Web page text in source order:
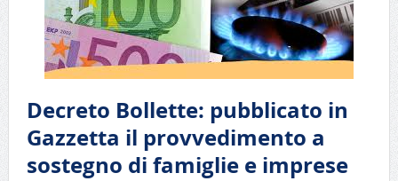
Decreto Bollette: pubblicato in
Gazzetta il provvedimento a
sostegno di famiglie e imprese